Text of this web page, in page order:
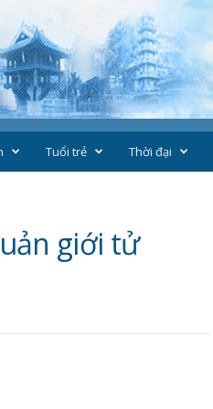
Tuổi trẻ Thời đại
giới tử